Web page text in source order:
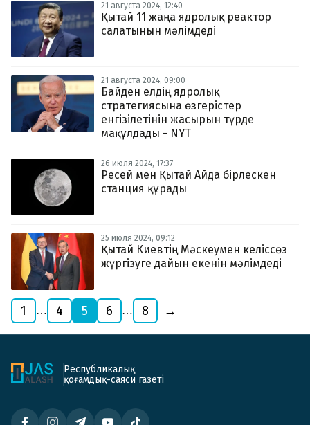
21 августа 2024, 12:40
Қытай 11 жаңа ядролық реактор
салатынын мәлімдеді
21 августа 2024, 09:00
Байден елдің ядролық
стратегиясына өзгерістер
енгізілетінін жасырын түрде
мақұлдады - NYT
26 июля 2024, 17:37
Ресей мен Қытай Айда бірлескен
станция құрады
25 июля 2024, 09:12
Қытай Киевтің Мәскеумен келіссөз
жүргізуге дайын екенін мәлімдеді
1 … 4 5 6 … 8 →
Республикалық
қоғамдық-саяси газеті